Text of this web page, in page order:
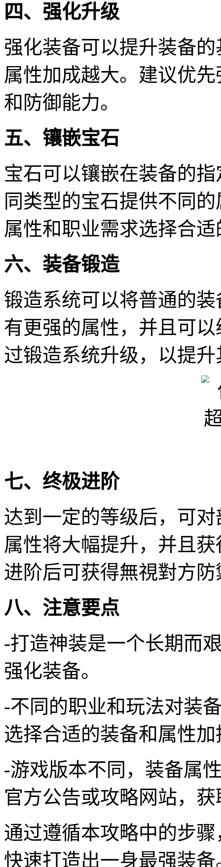
四、强化升级
强化装备可以提升装备
属性加成越大。建议优
和防御能力。
五、镶嵌宝石
宝石可以镶嵌在装备的
同类型的宝石提供不同
属性和职业需求选择合
六、装备锻造
锻造系统可以将普通的
有更强的属性，并且可
过锻造系统升级，以提
七、终极进阶
达到一定的等级后，可
属性将大幅提升，并且
进阶后可获得無視對方
八、注意要点
-打造神装是一个长期而
强化装备。
-不同的职业和玩法对装
选择合适的装备和属性加
-游戏版本不同，装备属
官方公告或攻略网站，
通过遵循本攻略中的步
快速打造出一身最强装